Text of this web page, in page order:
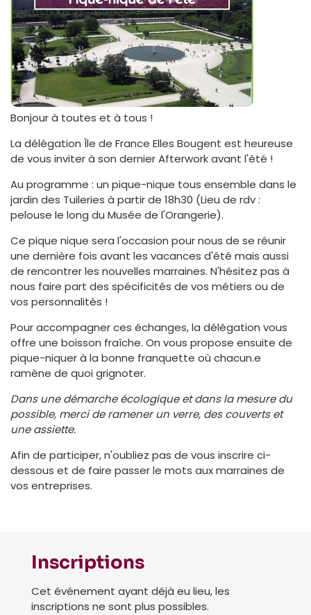
Bonjour à toutes et à tous !
La délégation Île de France Elles Bougent est heureuse
de vous inviter à son dernier Afterwork avant l'été !
Au programme : un pique-nique tous ensemble dans le
jardin des Tuileries à partir de 18h30 (Lieu de rdv :
pelouse le long du Musée de l'Orangerie).
Ce pique nique sera l'occasion pour nous de se réunir
une dernière fois avant les vacances d'été mais aussi
de rencontrer les nouvelles marraines. N'hésitez pas à
nous faire part des spécificités de vos métiers ou de
vos personnalités !
Pour accompagner ces échanges, la délégation vous
offre une boisson fraîche. On vous propose ensuite de
pique-niquer à la bonne franquette où chacun.e
ramène de quoi grignoter.
Dans une démarche écologique et dans la mesure du
possible, merci de ramener un verre, des couverts et
une assiette.
Afin de participer, n'oubliez pas de vous inscrire ci-
dessous et de faire passer le mots aux marraines de
vos entreprises.
Inscriptions
Cet événement ayant déjà eu lieu, les
inscriptions ne sont plus possibles.